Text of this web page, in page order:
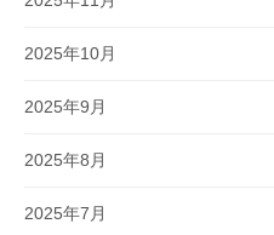
2025年10月
2025年9月
2025年8月
2025年7月